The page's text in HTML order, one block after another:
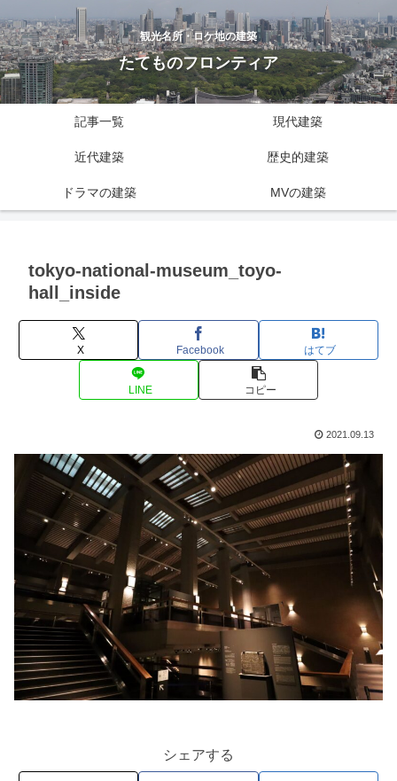
観光名所・ロケ地の建築
たてものフロンティア
記事一覧 現代建築
近代建築 歴史的建築
ドラマの建築 MVの建築
tokyo-national-museum_toyo-
hall_inside
X Facebook はてブ
LINE コピー
2021.09.13
シェアする